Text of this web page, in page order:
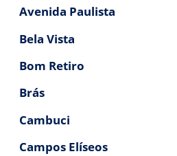
Avenida Paulista
Bela Vista
Bom Retiro
Brás
Cambuci
Campos Elíseos